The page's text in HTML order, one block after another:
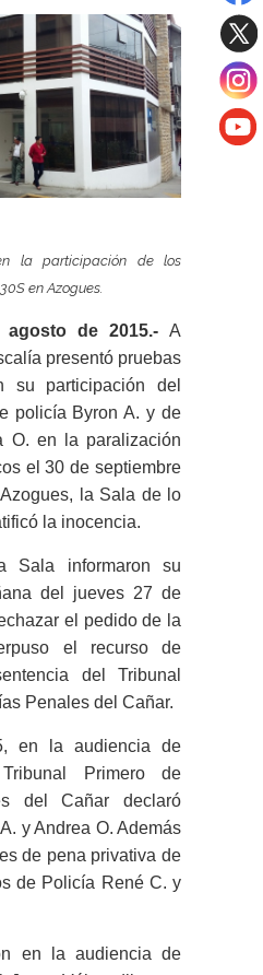
la participación de los
en Azogues.
de 2015.- A
presentó pruebas
su participación del
policía Byron A. y de
O. en la paralización
el 30 de septiembre
la Sala de lo
la inocencia.
Sala informaron su
del jueves 27 de
el pedido de la
el recurso de
del Tribunal
Penales del Cañar.
en la audiencia de
Primero de
del Cañar declaró
y Andrea O. Además
de pena privativa de
de Policía René C. y
en la audiencia de